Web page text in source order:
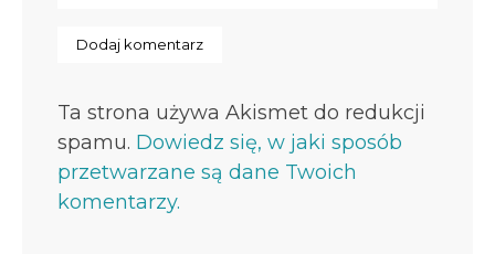
Ta strona używa Akismet do redukcji
spamu. Dowiedz się, w jaki sposób
przetwarzane są dane Twoich
komentarzy.